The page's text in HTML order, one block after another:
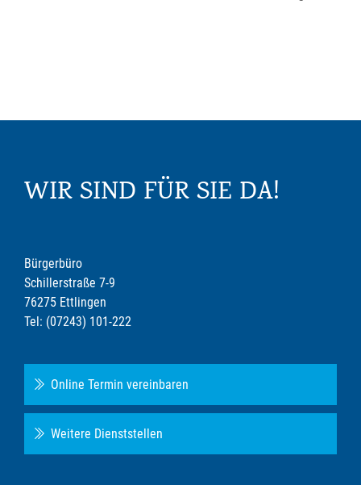
WIR SIND FÜR SIE DA!
Bürgerbüro
Schillerstraße 7-9
76275 Ettlingen
Tel: (07243) 101-222
Online Termin vereinbaren
Weitere Dienststellen